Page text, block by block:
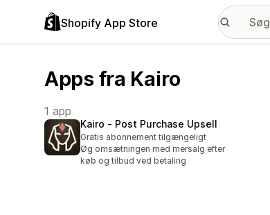
Shopify App Store
Apps fra Kairo
1 app
Kairo ‑ Post Purchase Upsell
Gratis abonnement tilgængeligt
Øg omsætningen med mersalg efter
køb og tilbud ved betaling